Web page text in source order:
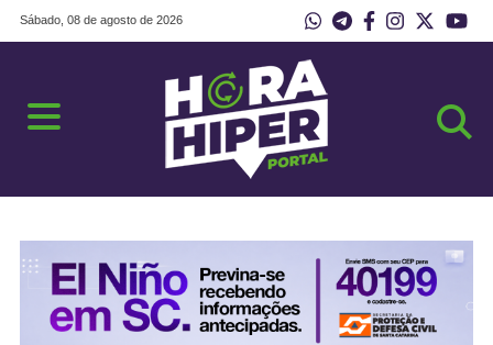
Sábado, 08 de agosto de 2026